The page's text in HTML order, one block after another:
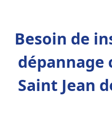
Besoin de
dépannage
Saint Jean